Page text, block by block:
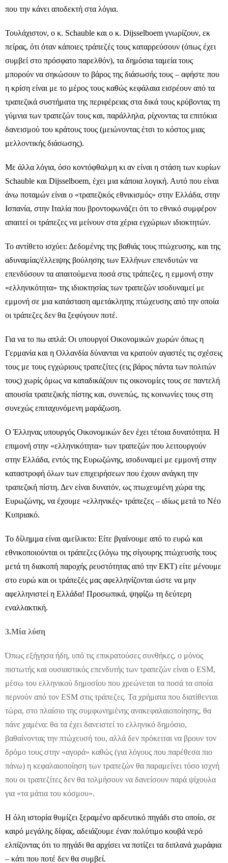
που την κάνει αποδεκτή στα λόγια.
Τουλάχιστον, ο κ. Schauble και ο κ. Dijsselboem γνωρίζουν, εκ
πείρας, ότι όταν κάποιες τράπεζές τους καταρρεύσουν (όπως έχει
συμβεί στο πρόσφατο παρελθόν), τα δημόσια ταμεία τους
μπορούν να σηκώσουν το βάρος της διάσωσής τους – αφήστε που
η κρίση είναι με το μέρος τους καθώς κεφάλαια εισρέουν από τα
τραπεζικά συστήματα της περιφέρειας στα δικά τους κρύβοντας τη
γύμνια των τραπεζών τους και, παράλληλα, ρίχνοντας τα επιτόκια
δανεισμού του κράτους τους (μειώνοντας έτσι το κόστος μιας
μελλοντικής διάσωσης).
Με άλλα λόγια, όσο κοντόφθαλμη κι αν είναι η στάση των κυρίων
Schauble και Dijsselboem, έχει μια κάποια λογική. Αυτό που είναι
άνω ποταμών είναι ο «τραπεζικός εθνικισμός» στην Ελλάδα, στην
Ισπανία, στην Ιταλία που βροντοφωνάζει ότι το εθνικό συμφέρον
απαιτεί οι τράπεζες να μείνουν στα χέρια εγχώριων ιδιοκτητών.
Το αντίθετο ισχύει: Δεδομένης της βαθιάς τους πτώχευσης, και της
αδυναμίας/έλλειψης βούλησης των Ελλήνων επενδυτών να
επενδύσουν τα απαιτούμενα ποσά στις τράπεζες, η εμμονή στην
«ελληνικότητα» της ιδιοκτησίας των τραπεζών ισοδυναμεί με
εμμονή σε μια κατάσταση αμετάκλητης πτώχευσης από την οποία
οι τράπεζες δεν θα ξεφύγουν ποτέ.
Για να το πω απλά: Οι υπουργοί Οικονομικών χωρών όπως η
Γερμανία και η Ολλανδία δύνανται να κρατούν αγαστές τις σχέσεις
τους με τους εγχώριους τραπεζίτες (εις βάρος πάντα των πολιτών
τους) χωρίς όμως να καταδικάζουν τις οικονομίες τους σε παντελή
απουσία τραπεζικής πίστης και, συνεπώς, τις κοινωνίες τους στη
συνεχώς επιταχυνόμενη μαράζωση.
Ο Έλληνας υπουργός Οικονομικών δεν έχει τέτοια δυνατότητα. Η
επιμονή στην «ελληνικότητα» των τραπεζών που λειτουργούν
στην Ελλάδα, εντός της Ευρωζώνης, ισοδυναμεί με εμμονή στην
καταστροφή όλων των επιχειρήσεων που έχουν ανάγκη την
τραπεζική πίστη. Δεν είναι δυνατόν, ως πτωχευμένη χώρα της
Ευρωζώνης, να έχουμε «ελληνικές» τράπεζες – ιδίως μετά το Νέο
Κυπριακό.
Το δίλημμα είναι αμείλικτο: Είτε βγαίνουμε από το ευρώ και
εθνικοποιούνται οι τράπεζες (λόγω της σίγουρης πτώχευσής τους
μετά τη διακοπή παροχής ρευστότητας από την ΕΚΤ) είτε μένουμε
στο ευρώ και οι τράπεζές μας αφελληνίζονται ώστε να μην
αφελληνιστεί η Ελλάδα! Προσωπικά, ψηφίζω τη δεύτερη
εναλλακτική.
3.Μία λύση
Όπως εξήγησα ήδη, υπό τις επικρατούσες συνθήκες, ο μόνος
πιστωτής και ουσιαστικός επενδυτής των τραπεζών είναι ο ESM,
μέσω του ελληνικού δημοσίου που χρεώνεται τα ποσά τα οποία
περνούν από τον ESM στις τράπεζες. Τα χρήματα που διατίθενται
τώρα, στο πλαίσιο της συμφωνημένης ανακεφαλαιοποίησης, θα
πάνε χαμένα: θα τα έχει δανειστεί το ελληνικό δημόσιο,
βαθαίνοντας την πτώχευσή του, αλλά δεν πρόκειται να βρουν τον
δρόμο τους στην «αγορά» καθώς (για λόγους που παρέθεσα πιο
πάνω) η κεφαλαιοποίηση των τραπεζών θα παραμείνει τόσο ισχνή
που οι τραπεζίτες δεν θα τολμήσουν να δανείσουν παρά ψίχουλα
για «τα μάτια του κόσμου».
Η όλη ιστορία θυμίζει ξεραμένο αρδευτικό πηγάδι στο οποίο, σε
καιρό μεγάλης δίψας, αδειάζουμε έναν πολύτιμο κουβά νερό
ελπίζοντας ότι το πηγάδι θα αρχίσει να ποτίζει τα διπλανά χωράφια
– κάτι που ποτέ δεν θα συμβεί.